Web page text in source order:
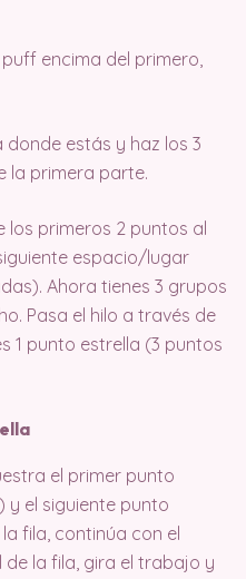
encima del primero,
estás y haz los 3
la primera parte.
primeros 2 puntos al
espacio/lugar
Ahora tienes 3 grupos
Pasa el hilo a través de
1 punto estrella (3 puntos
el primer punto
y el siguiente punto
fila, continúa con el
de la fila, gira el trabajo y